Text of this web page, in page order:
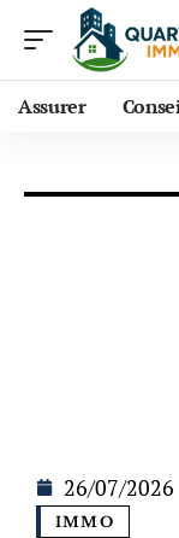
Assurer
26/07/2026
IMMO